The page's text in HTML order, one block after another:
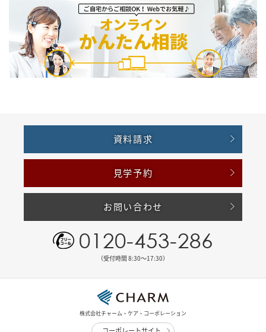
資料請求
見学予約
お問い合わせ
0120-453-286
（受付時間 8:30〜17:30）
株式会社チャーム・ケア・コーポレーション